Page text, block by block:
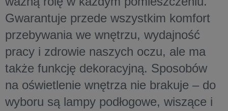
Gwarantuje przede wszystkim komfort
przebywania we wnętrzu, wydajność
pracy i zdrowie naszych oczu, ale ma
także funkcję dekoracyjną. Sposobów
na oświetlenie wnętrza nie brakuje – do
wyboru są lampy podłogowe, wiszące i